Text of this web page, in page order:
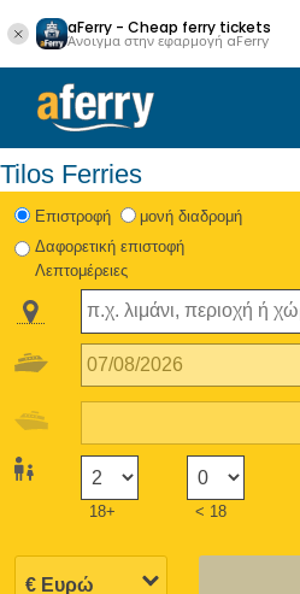
aFerry - Cheap ferry tickets
Άνοιγμα στην εφαρμογή aFerry
Tilos Ferries
Eπιστροφή
μονή διαδρομή
Δαφορετική επιστοφή
Λεπτομέρειες
18+ < 18